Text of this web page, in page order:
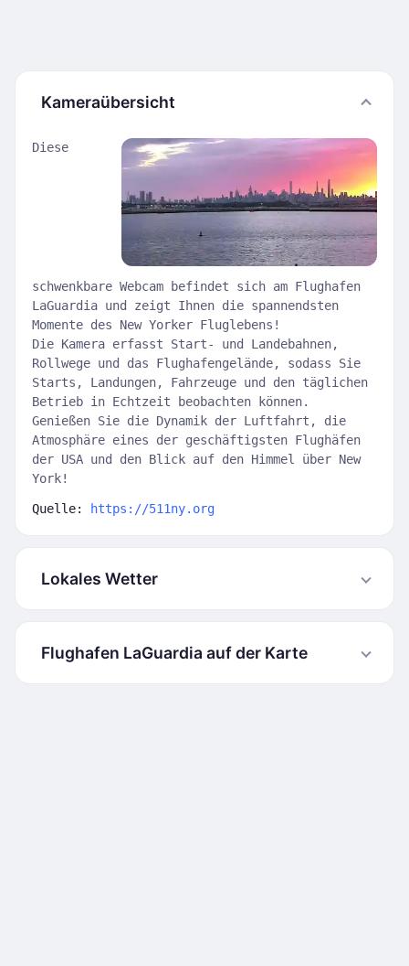
Kameraübersicht
Diese
schwenkbare Webcam befindet sich am Flughafen
LaGuardia und zeigt Ihnen die spannendsten
Momente des New Yorker Fluglebens!
Die Kamera erfasst Start- und Landebahnen,
Rollwege und das Flughafengelände, sodass Sie
Starts, Landungen, Fahrzeuge und den täglichen
Betrieb in Echtzeit beobachten können.
Genießen Sie die Dynamik der Luftfahrt, die
Atmosphäre eines der geschäftigsten Flughäfen
der USA und den Blick auf den Himmel über New
York!
Quelle: https://511ny.org
Lokales Wetter
Flughafen LaGuardia auf der Karte